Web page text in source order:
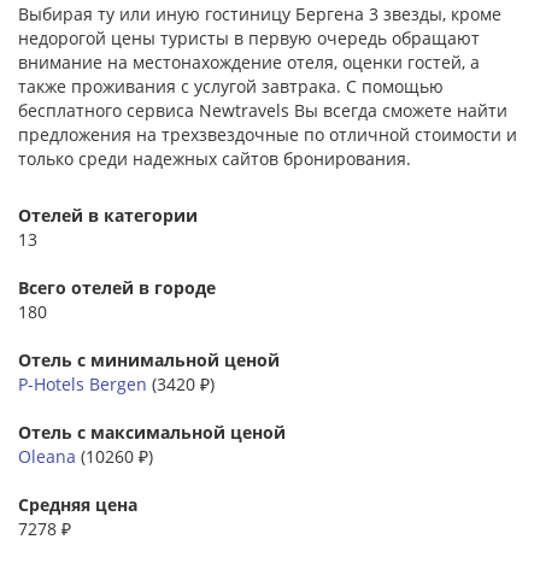
Выбирая ту или иную гостиницу Бергена 3 звезды, кроме
недорогой цены туристы в первую очередь обращают
внимание на местонахождение отеля, оценки гостей, а
также проживания с услугой завтрака. С помощью
бесплатного сервиса Newtravels Вы всегда сможете найти
предложения на трехзвездочные по отличной стоимости и
только среди надежных сайтов бронирования.
Отелей в категории
13
Всего отелей в городе
180
Отель с минимальной ценой
P-Hotels Bergen (3420 ₽)
Отель с максимальной ценой
Oleana (10260 ₽)
Средняя цена
7278 ₽